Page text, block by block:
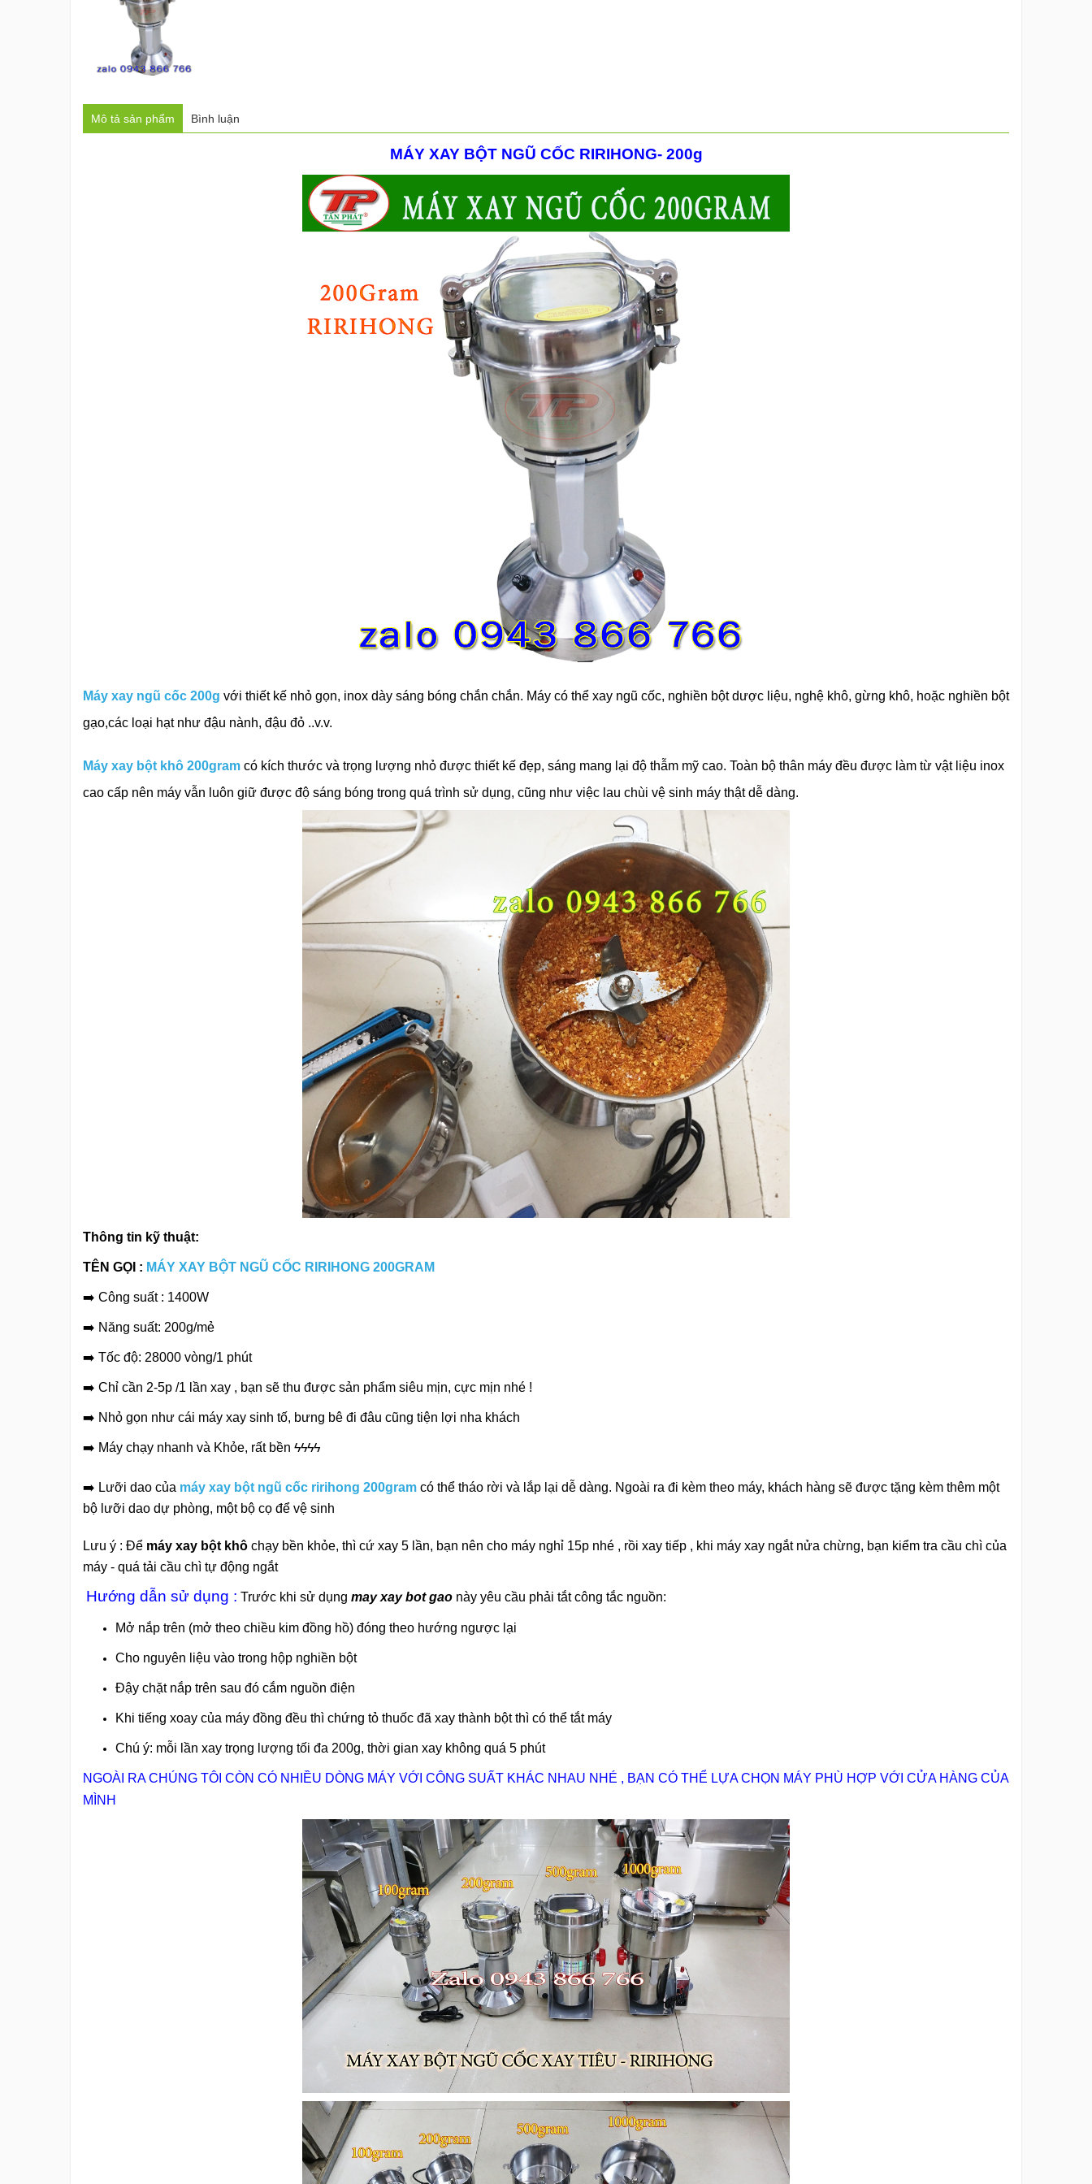
Mô tả sản phẩm Bình luận
MÁY XAY BỘT NGŨ CỐC RIRIHONG- 200g
Máy xay ngũ cốc 200g với thiết kế nhỏ gọn, inox dày sáng bóng chắn chắn. Máy có thể xay ngũ cốc, nghiền bột dược liệu, nghệ khô, gừng khô, hoặc nghiền bột
gạo,các loại hạt như đậu nành, đậu đỏ ..v.v.
Máy xay bột khô 200gram có kích thước và trọng lượng nhỏ được thiết kế đẹp, sáng mang lại độ thẫm mỹ cao. Toàn bộ thân máy đều được làm từ vật liệu inox
cao cấp nên máy vẫn luôn giữ được độ sáng bóng trong quá trình sử dụng, cũng như việc lau chùi vệ sinh máy thật dễ dàng.
Thông tin kỹ thuật:
TÊN GỌI : MÁY XAY BỘT NGŨ CỐC RIRIHONG 200GRAM
➡️ Công suất : 1400W
➡️ Năng suất: 200g/mẻ
➡️ Tốc độ: 28000 vòng/1 phút
➡️ Chỉ cần 2-5p /1 lần xay , bạn sẽ thu được sản phẩm siêu mịn, cực mịn nhé !
➡️ Nhỏ gọn như cái máy xay sinh tố, bưng bê đi đâu cũng tiện lợi nha khách
➡️ Máy chạy nhanh và Khỏe, rất bền ϟϟϟϟ
➡️ Lưỡi dao của máy xay bột ngũ cốc ririhong 200gram có thể tháo rời và lắp lại dễ dàng. Ngoài ra đi kèm theo máy, khách hàng sẽ được tặng kèm thêm một
bộ lưỡi dao dự phòng, một bộ cọ để vệ sinh
Lưu ý : Để máy xay bột khô chạy bền khỏe, thì cứ xay 5 lần, bạn nên cho máy nghỉ 15p nhé , rồi xay tiếp , khi máy xay ngắt nửa chừng, bạn kiểm tra cầu chì của
máy - quá tải cầu chì tự động ngắt
Hướng dẫn sử dụng : Trước khi sử dụng may xay bot gao này yêu cầu phải tắt công tắc nguồn:
Mở nắp trên (mở theo chiều kim đồng hồ) đóng theo hướng ngược lại
Cho nguyên liệu vào trong hộp nghiền bột
Đậy chặt nắp trên sau đó cắm nguồn điện
Khi tiếng xoay của máy đồng đều thì chứng tỏ thuốc đã xay thành bột thì có thể tắt máy
Chú ý: mỗi lần xay trọng lượng tối đa 200g, thời gian xay không quá 5 phút
NGOÀI RA CHÚNG TÔI CÒN CÓ NHIỀU DÒNG MÁY VỚI CÔNG SUẤT KHÁC NHAU NHÉ , BẠN CÓ THỂ LỰA CHỌN MÁY PHÙ HỢP VỚI CỬA HÀNG CỦA
MÌNH